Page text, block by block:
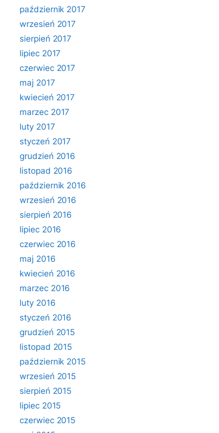
październik 2017
wrzesień 2017
sierpień 2017
lipiec 2017
czerwiec 2017
maj 2017
kwiecień 2017
marzec 2017
luty 2017
styczeń 2017
grudzień 2016
listopad 2016
październik 2016
wrzesień 2016
sierpień 2016
lipiec 2016
czerwiec 2016
maj 2016
kwiecień 2016
marzec 2016
luty 2016
styczeń 2016
grudzień 2015
listopad 2015
październik 2015
wrzesień 2015
sierpień 2015
lipiec 2015
czerwiec 2015